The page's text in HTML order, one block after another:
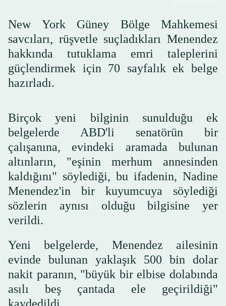
New York Güney Bölge Mahkemesi
savcıları, rüşvetle suçladıkları Menendez
hakkında tutuklama emri taleplerini
güçlendirmek için 70 sayfalık ek belge
hazırladı.
Birçok yeni bilginin sunulduğu ek
belgelerde ABD'li senatörün bir
çalışanına, evindeki aramada bulunan
altınların, "eşinin merhum annesinden
kaldığını" söylediği, bu ifadenin, Nadine
Menendez'in bir kuyumcuya söylediği
sözlerin aynısı olduğu bilgisine yer
verildi.
Yeni belgelerde, Menendez ailesinin
evinde bulunan yaklaşık 500 bin dolar
nakit paranın, "büyük bir elbise dolabında
asılı beş çantada ele geçirildiği"